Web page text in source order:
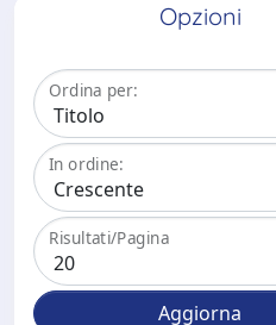
Opzioni
Ordina per:
In ordine:
Risultati/Pagina